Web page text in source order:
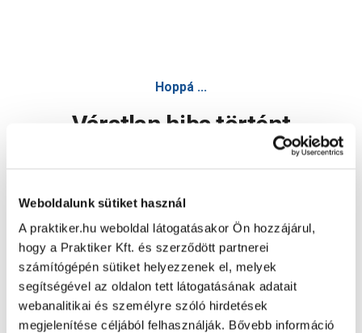
Weboldalunk sütiket használ
A praktiker.hu weboldal látogatásakor Ön hozzájárul,
hogy a Praktiker Kft. és szerződött partnerei
számítógépén sütiket helyezzenek el, melyek
segítségével az oldalon tett látogatásának adatait
webanalitikai és személyre szóló hirdetések
megjelenítése céljából felhasználják. Bővebb információ
Hoppá ...
Váratlan hiba történt
Oldal újratöltése